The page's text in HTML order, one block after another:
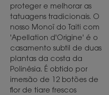
proteger e melhorar as
tatuagens tradicionais. O
nosso Monoï do Taiti com
'Apellation d'Origine' é o
casamento subtil de duas
plantas da costa da
Polinésia. É obtido por
imersão de 12 botões de
flor de tiare frescos